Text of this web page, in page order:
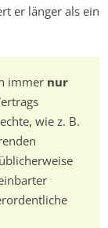
er länger als ein
immer nur
wie z. B.